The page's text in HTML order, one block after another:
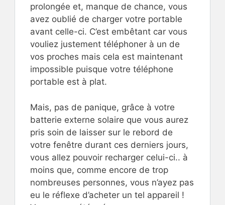
prolongée et, manque de chance, vous
avez oublié de charger votre portable
avant celle-ci. C’est embêtant car vous
vouliez justement téléphoner à un de
vos proches mais cela est maintenant
impossible puisque votre téléphone
portable est à plat.
Mais, pas de panique, grâce à votre
batterie externe solaire que vous aurez
pris soin de laisser sur le rebord de
votre fenêtre durant ces derniers jours,
vous allez pouvoir recharger celui-ci.. à
moins que, comme encore de trop
nombreuses personnes, vous n’ayez pas
eu le réflexe d’acheter un tel appareil !